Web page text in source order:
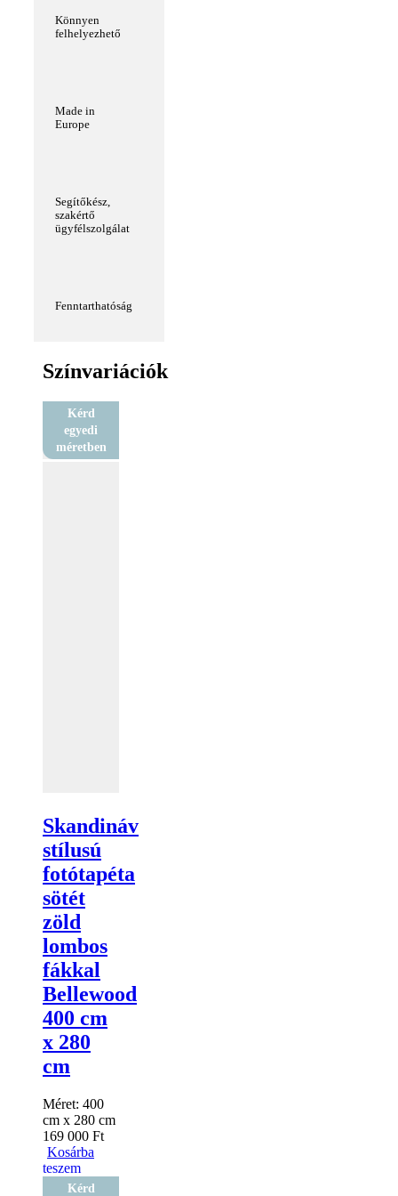
Könnyen
felhelyezhető
Made in
Europe
Segítőkész,
szakértő
ügyfélszolgálat
Fenntarthatóság
Színvariációk
Kérd
egyedi
méretben
Skandináv
stílusú
fotótapéta
sötét
zöld
lombos
fákkal
Bellewood
400 cm
x 280
cm
Méret: 400
cm x 280 cm
169 000 Ft
Kosárba
teszem
Kérd